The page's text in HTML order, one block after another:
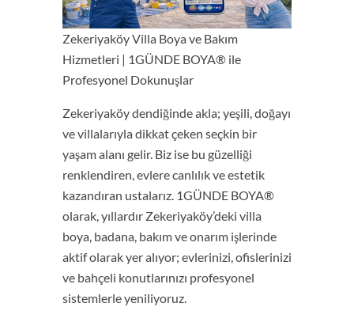
Zekeriyaköy Villa Boya ve Bakım
Hizmetleri | 1GÜNDE BOYA® ile
Profesyonel Dokunuşlar
Zekeriyaköy dendiğinde akla; yeşili, doğayı
ve villalarıyla dikkat çeken seçkin bir
yaşam alanı gelir. Biz ise bu güzelliği
renklendiren, evlere canlılık ve estetik
kazandıran ustalarız. 1GÜNDE BOYA®
olarak, yıllardır Zekeriyaköy’deki villa
boya, badana, bakım ve onarım işlerinde
aktif olarak yer alıyor; evlerinizi, ofislerinizi
ve bahçeli konutlarınızı profesyonel
sistemlerle yeniliyoruz.